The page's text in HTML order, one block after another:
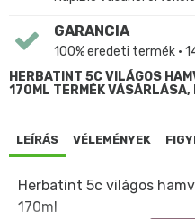
GARANCIA
100% eredeti termék •
HERBATINT 5C VILÁGOS
170ML TERMÉK VÁSÁRLÁSA,
LEÍRÁS VÉLEMÉNYEK
Herbatint 5c világos
170ml